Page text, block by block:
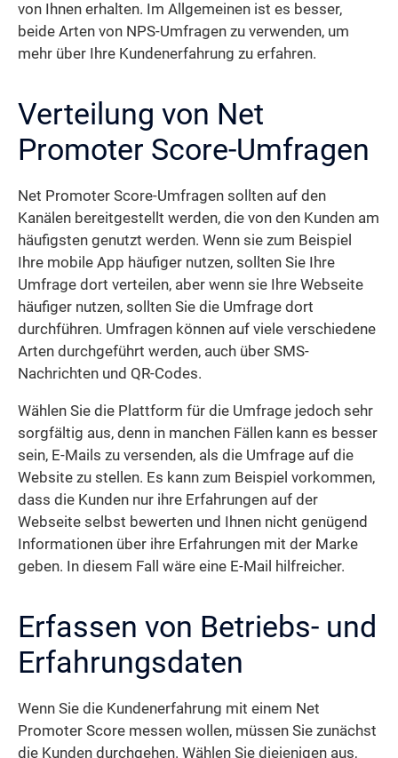
von Ihnen erhalten. Im Allgemeinen ist es besser,
beide Arten von NPS-Umfragen zu verwenden, um
mehr über Ihre Kundenerfahrung zu erfahren.
Verteilung von Net
Promoter Score-Umfragen
Net Promoter Score-Umfragen sollten auf den
Kanälen bereitgestellt werden, die von den Kunden am
häufigsten genutzt werden. Wenn sie zum Beispiel
Ihre mobile App häufiger nutzen, sollten Sie Ihre
Umfrage dort verteilen, aber wenn sie Ihre Webseite
häufiger nutzen, sollten Sie die Umfrage dort
durchführen. Umfragen können auf viele verschiedene
Arten durchgeführt werden, auch über SMS-
Nachrichten und QR-Codes.
Wählen Sie die Plattform für die Umfrage jedoch sehr
sorgfältig aus, denn in manchen Fällen kann es besser
sein, E-Mails zu versenden, als die Umfrage auf die
Website zu stellen. Es kann zum Beispiel vorkommen,
dass die Kunden nur ihre Erfahrungen auf der
Webseite selbst bewerten und Ihnen nicht genügend
Informationen über ihre Erfahrungen mit der Marke
geben. In diesem Fall wäre eine E-Mail hilfreicher.
Erfassen von Betriebs- und
Erfahrungsdaten
Wenn Sie die Kundenerfahrung mit einem Net
Promoter Score messen wollen, müssen Sie zunächst
die Kunden durchgehen. Wählen Sie diejenigen aus,